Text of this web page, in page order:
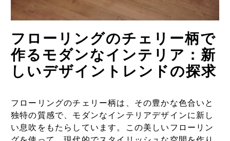
フローリングのチェリー柄で
作るモダンなインテリア：新
しいデザイントレンドの探求
フローリングのチェリー柄は、その豊かな色合いと
独特の質感で、モダンなインテリアデザインに新し
い息吹をもたらしています。この美しいフローリン